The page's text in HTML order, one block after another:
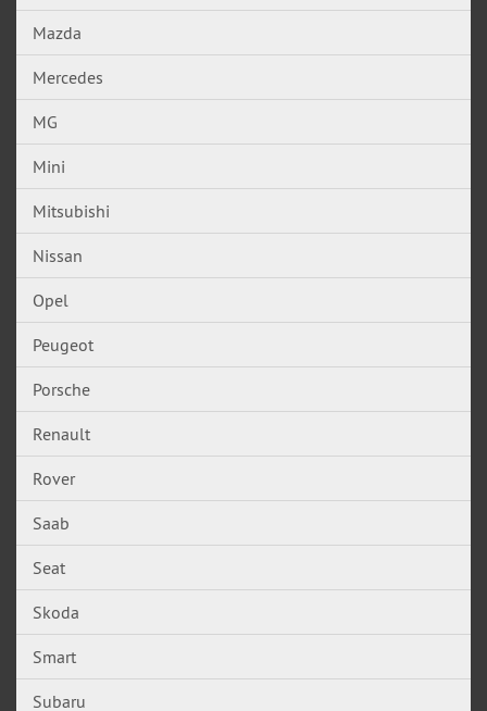
Mazda
Mercedes
MG
Mini
Mitsubishi
Nissan
Opel
Peugeot
Porsche
Renault
Rover
Saab
Seat
Skoda
Smart
Subaru